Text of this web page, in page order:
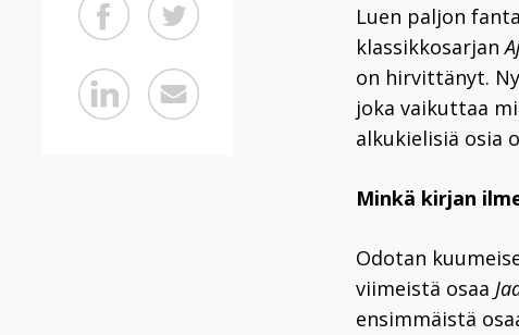
Luen paljon
klassikkosarjan
on hirvittänyt.
joka vaikuttaa
alkukielisiä osia
Minkä kirjan
Odotan
viimeistä osaa
ensimmäistä